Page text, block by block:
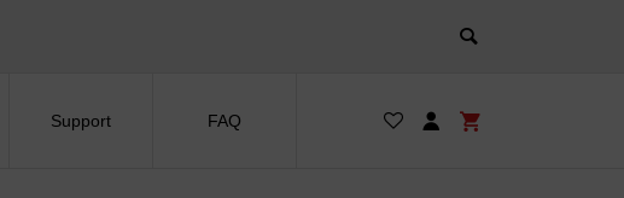
Support FAQ